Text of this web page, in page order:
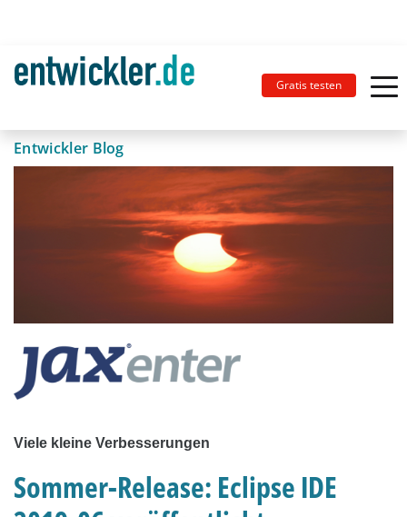
Gratis testen
Entwickler Blog
Viele kleine Verbesserungen
Sommer-Release: Eclipse IDE